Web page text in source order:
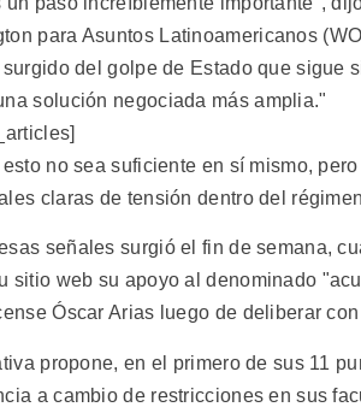
para Asuntos Latinoamericanos
del golpe de Estado que sigue
solución negociada más amplia."
no sea suficiente en sí mismo,
claras de tensión dentro del
señales surgió el fin de semana,
sitio web su apoyo al denominado
Óscar Arias luego de deliberar
propone, en el primero de sus 11
a cambio de restricciones en sus